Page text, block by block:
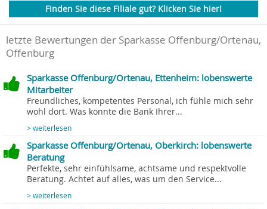
Finden Sie diese Filiale gut? Klicken Sie hier!
letzte Bewertungen der Sparkasse Offenburg/Ortenau,
Offenburg
Sparkasse Offenburg/Ortenau, Ettenheim: lobenswerte
Mitarbeiter
Freundliches, kompetentes Personal, ich fühle mich sehr
wohl dort. Was könnte die Bank Ihrer...
> weiterlesen
Sparkasse Offenburg/Ortenau, Oberkirch: lobenswerte
Beratung
Perfekte, sehr einfühlsame, achtsame und respektvolle
Beratung. Achtet auf alles, was um den Service...
> weiterlesen